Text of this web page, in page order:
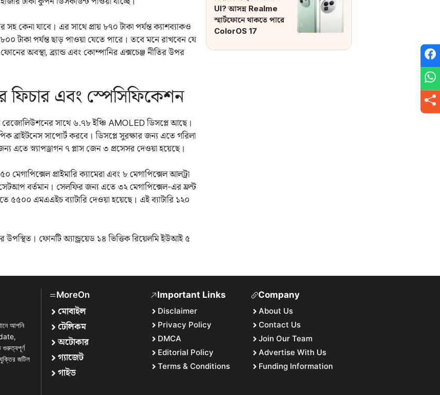
সহ কেনা যাবে। এর সাথে প্রায় ৮৭০ টাকা পর্যন্ত ক্যাশব্যাকও
টাকা পর্যন্ত ছাড় পাওয়া যেতে পারে। তবে মনে রাখবেন যে
অবস্থা, ব্র্যান্ড এবং কোম্পানির এক্সচেঞ্জ নীতির উপর
এবং স্পেসিফিকেশন
সাথে ৬.৭৮ ইঞ্চি AMOLED ডিসপ্লে আছে।
ব্রাইটনেস সাপোর্ট করবে। ডিসপ্লে সুরক্ষার জন্য এতে গরিলা
এতে স্ন্যাপড্রাগন ৭ প্লাস জেন ৩ প্রসেসর দেওয়া হয়েছে।
মেগাপিক্সেল প্রাইমারি ক্যামেরা এবং ৮ মেগাপিক্সেল আলট্রা
সেটআপ বর্তমান। সেলফির জন্য এতে ৩২ মেগাপিক্সেল-এর ফ্রন্ট
৫৫০০ এমএএইচ ব্যাটারি দেওয়া হয়েছে। এই ব্যাটারি ১২০
উপস্থিত। ফোনটি অ্যান্ড্রয়েড ১৪ ভিত্তিক রিয়েলমি ইউআই ৫
UI? আসন্ন Realme
স্মার্টফোনে থাকতে পারে
ColorOS 17
আপনি
জটিল
MoreOn
মোবাইল
টেলিকম
অটোকার
গ্যাজেট
গাইড
Important Links
Disclaimer
Privacy Policy
DMCA
Editorial Policy
Terms & Conditions
Company
About Us
Contact Us
Join Our Team
Advertise With Us
Funding Information